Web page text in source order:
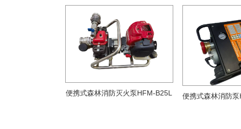
便携式森林消防灭火泵HFM-B25L